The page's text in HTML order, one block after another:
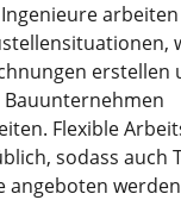
erstellen
Flexible
sodass auch
angeboten